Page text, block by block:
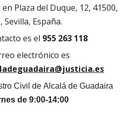
Plaza del Duque, 12, 41500,
Sevilla, España.
es el 955 263 118
electrónico es
Civil deAlcalá de Guadaira
de 9:00-14:00